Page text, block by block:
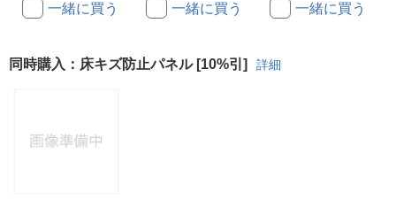
一緒に買う 一緒に買う 一緒に買う
同時購入：床キズ防止パネル [10%引] 詳細